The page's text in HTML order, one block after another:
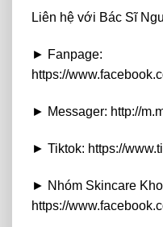
Liên hệ với Bác Sĩ
► Fanpage:
https://
► Messager: http://
► Tiktok: https://
► Nhóm Skincare
https://